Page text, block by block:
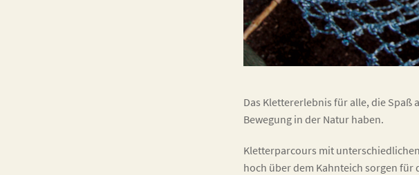
Das Klettererlebnis für alle, die Spaß
Bewegung in der Natur haben.
Kletterparcours mit
hoch über dem Kahnteich sorgen für